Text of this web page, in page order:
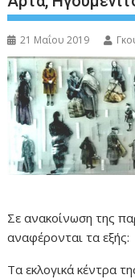
21 Μαΐου 2019
Σε ανακοίνωση της
αναφέρονται τα εξής:
Τα εκλογικά κέντρα